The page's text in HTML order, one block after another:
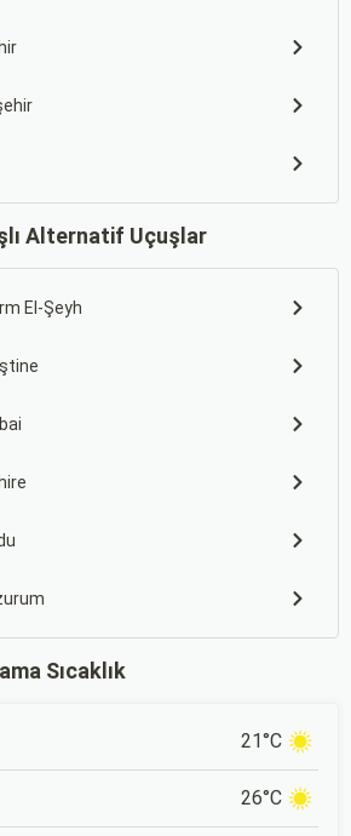
Alternatif Uçuşlar
El-Şeyh
Sıcaklık
21°C
26°C